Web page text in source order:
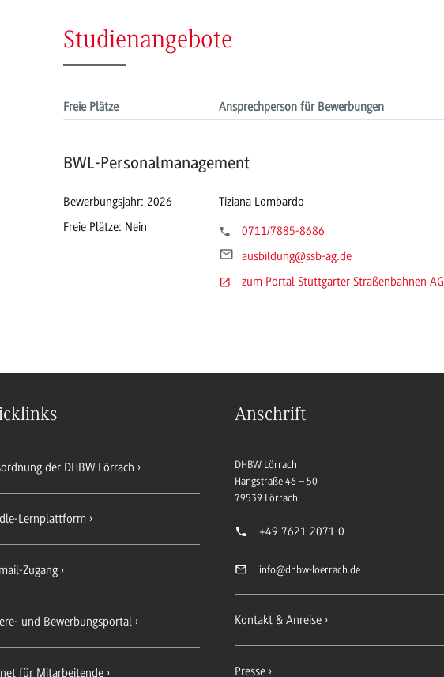
Studienangebote
Freie Plätze Ansprechperson für Bewerbungen
BWL-Personalmanagement
Bewerbungsjahr: 2026
Freie Plätze: Nein
Tiziana Lombardo
0711/7885-8686
ausbildung@ssb-ag.de
zum Portal Stuttgarter Straßenbahnen AG
der DHBW Lörrach
Lernplattform
Zugang
und Bewerbungsportal
für Mitarbeitende
Anschrift
DHBW Lörrach
Hangstraße 46 – 50
79539 Lörrach
+49 7621 2071 0
info@dhbw-loerrach.de
Kontakt & Anreise
Presse